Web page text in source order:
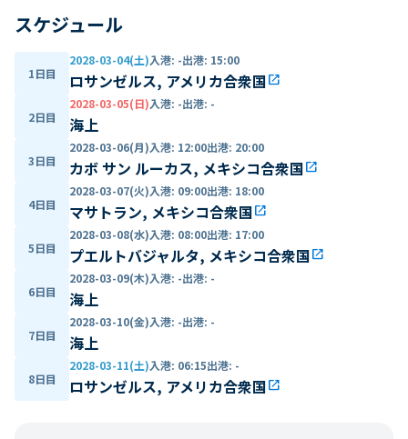
スケジュール
1日目
2028-03-04(土)入港: -出港: 15:00
ロサンゼルス, アメリカ合衆国open_in_new
2日目
2028-03-05(日)入港: -出港: -
海上
3日目
2028-03-06(月)入港: 12:00出港: 20:00
カボ サン ルーカス, メキシコ合衆国open_in_new
4日目
2028-03-07(火)入港: 09:00出港: 18:00
マサトラン, メキシコ合衆国open_in_new
5日目
2028-03-08(水)入港: 08:00出港: 17:00
プエルトバジャルタ, メキシコ合衆国open_in_new
6日目
2028-03-09(木)入港: -出港: -
海上
7日目
2028-03-10(金)入港: -出港: -
海上
8日目
2028-03-11(土)入港: 06:15出港: -
ロサンゼルス, アメリカ合衆国open_in_new